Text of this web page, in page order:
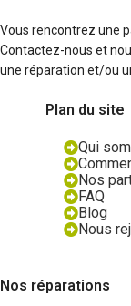
Vous rencontrez une
Contactez-nous et
une réparation et/ou
Plan du site
Qui
Nos
FAQ
Blog
Nous
Nos réparations